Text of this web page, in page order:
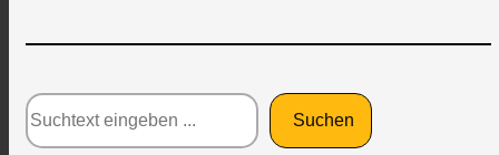
Suchtext
Suchen